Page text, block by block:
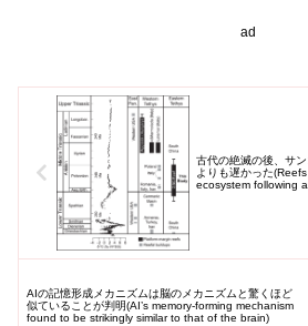
ad
古代の絶滅の後、サ
よりも遅かった
ecosystem following
AIの記憶形成メカニズムは脳のメカニズムと驚くほど
似ていることが判明(AI’s memory-forming mechanism
found to be strikingly similar to that of the brain)